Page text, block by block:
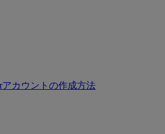
アカウントの作成方法